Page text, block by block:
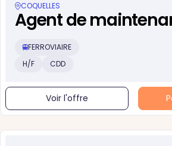
COQUELLES
Agent de
FERROVIAIRE
H/F
CDD
Voir l'offre